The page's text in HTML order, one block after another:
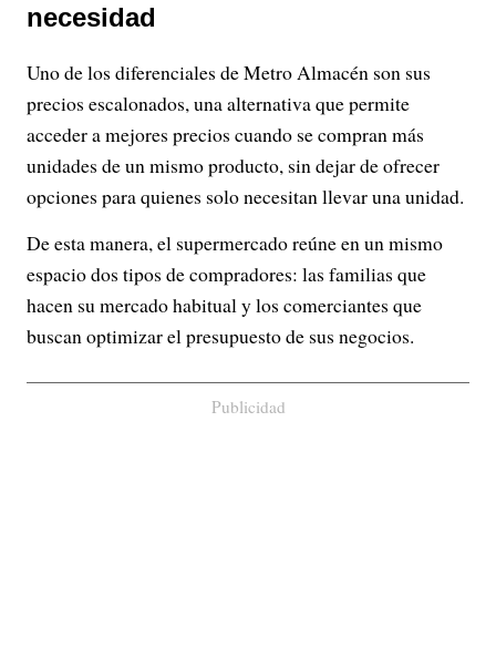
necesidad
Uno de los diferenciales de Metro Almacén son sus
precios escalonados, una alternativa que permite
acceder a mejores precios cuando se compran más
unidades de un mismo producto, sin dejar de ofrecer
opciones para quienes solo necesitan llevar una unidad.
De esta manera, el supermercado reúne en un mismo
espacio dos tipos de compradores: las familias que
hacen su mercado habitual y los comerciantes que
buscan optimizar el presupuesto de sus negocios.
Publicidad